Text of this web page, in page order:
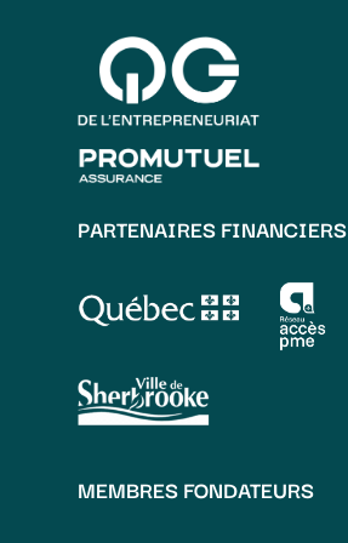
PARTENAIRES FINANCIERS
MEMBRES FONDATEURS